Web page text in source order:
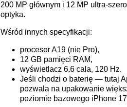
200 MP głównym i 12 MP ultra-
optyka.
Wśród innych specyfikacji:
procesor A19 (nie Pro),
12 GB pamięci RAM,
wyświetlacz 6.6 cala, 120 Hz.
Jeśli chodzi o baterię — tutaj
pozwala na upakowanie
poziomie bazowego iPhone